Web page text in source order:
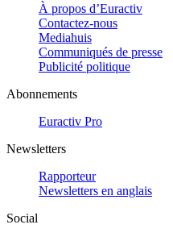
À propos d’Euractiv
Contactez-nous
Mediahuis
Communiqués de presse
Publicité politique
Abonnements
Euractiv Pro
Newsletters
Rapporteur
Newsletters en anglais
Social